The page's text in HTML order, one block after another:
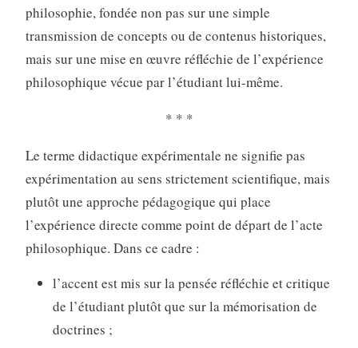
philosophie, fondée non pas sur une simple
transmission de concepts ou de contenus historiques,
mais sur une mise en œuvre réfléchie de l’expérience
philosophique vécue par l’étudiant lui-même.
* * *
Le terme didactique expérimentale ne signifie pas
expérimentation au sens strictement scientifique, mais
plutôt une approche pédagogique qui place
l’expérience directe comme point de départ de l’acte
philosophique. Dans ce cadre :
l’accent est mis sur la pensée réfléchie et critique
de l’étudiant plutôt que sur la mémorisation de
doctrines ;